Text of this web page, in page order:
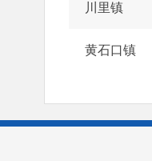
川里镇
黄石口镇